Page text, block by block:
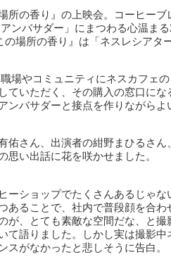
所の香り』の上映会。コーヒーブ
ンバサダー」にまつわる心温ま
場所の香り』は「ネスレシアタ
場やコミュニティにネスカフェ
ていただく、その購入の窓口にな
ンバサダーと接点を作りながらよ
佑さん、出演者の紺野まひるさ
い出話に花を咲かせました。
ーショップでたくさんあるじゃな
あることで、社内で普段顔を合わ
が、とても素敵な空間だな、と撮
て語りました。しかし実は撮影中
スがなかったと悲しそうに告白。